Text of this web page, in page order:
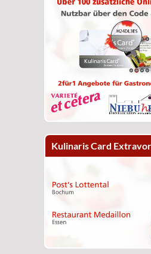
Kulinaris Card